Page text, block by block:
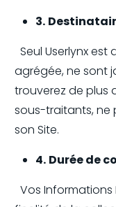
3.
Seul Userlynx
agrégée, ne sont
trouverez de plus
sous-traitants, ne
son Site.
4. Durée de
Vos